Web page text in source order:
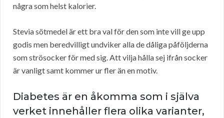
några som helst kalorier.
Stevia sötmedel är ett bra val för den som inte vill ge upp
godis men beredvilligt undviker alla de dåliga påföljderna
som strösocker för med sig. Att vilja hålla sej ifrån socker
är vanligt samt kommer ur fler än en motiv.
Diabetes är en åkomma som i själva
verket innehåller flera olika varianter,